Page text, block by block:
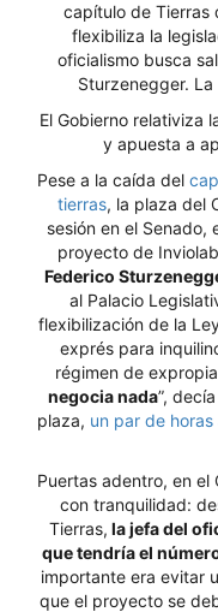
capítulo de Tierras
flexibiliza la
oficialismo busca
Sturzenegger.
El Gobierno relativiza
y apuesta a
Pese a la caída del
tierras, la plaza del
sesión en el Senado,
proyecto de
Federico
al Palacio
flexibilización de la
exprés para
régimen de
negocia nada”,
plaza, un par de
Puertas adentro, en el
con tranquilidad:
Tierras, la jefa del
que tendría el
importante era evitar
que el proyecto se